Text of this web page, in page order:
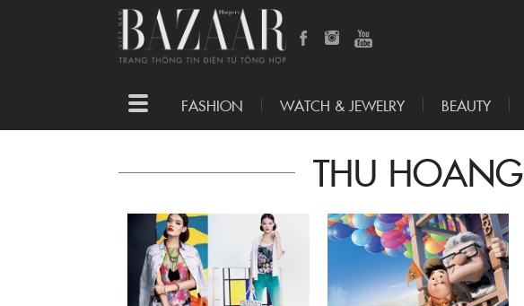
Toggle
navigation
FASHION WATCH & JEWELRY BEAUTY
THU HOANG